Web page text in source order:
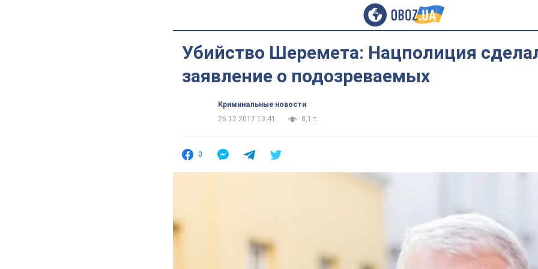
Убийство Шеремета: Нацполиция
заявление о подозреваемых
Криминальные новости
26.12.2017 13:41
8,1 т.
0